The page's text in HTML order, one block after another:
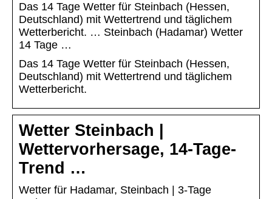
Das 14 Tage Wetter für Steinbach (Hessen,
Deutschland) mit Wettertrend und täglichem
Wetterbericht. … Steinbach (Hadamar) Wetter
14 Tage …
Das 14 Tage Wetter für Steinbach (Hessen,
Deutschland) mit Wettertrend und täglichem
Wetterbericht.
Wetter Steinbach |
Wettervorhersage, 14-Tage-
Trend …
Wetter für Hadamar, Steinbach | 3-Tage